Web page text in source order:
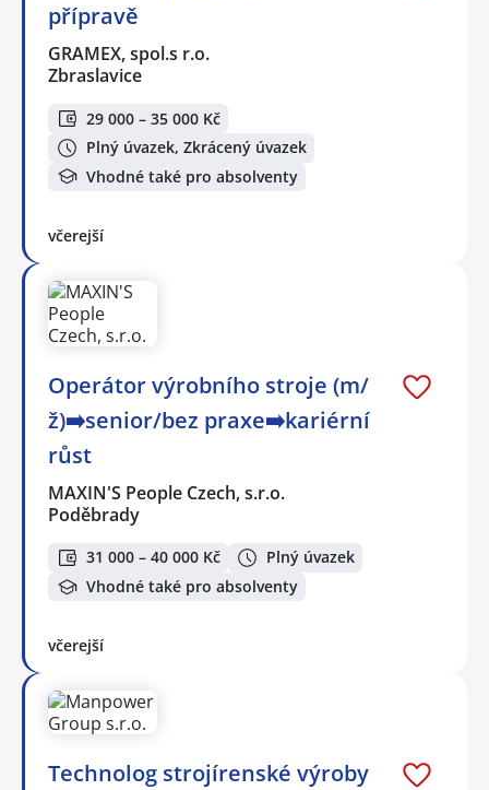
přípravě
GRAMEX, spol.s r.o.
Zbraslavice
29 000 – 35 000 Kč
Plný úvazek, Zkrácený úvazek
Vhodné také pro absolventy
včerejší
Operátor výrobního stroje (m/
ž)➡️senior/bez praxe➡️kariérní
růst
MAXIN'S People Czech, s.r.o.
Poděbrady
31 000 – 40 000 Kč
Plný úvazek
Vhodné také pro absolventy
včerejší
Technolog strojírenské výroby